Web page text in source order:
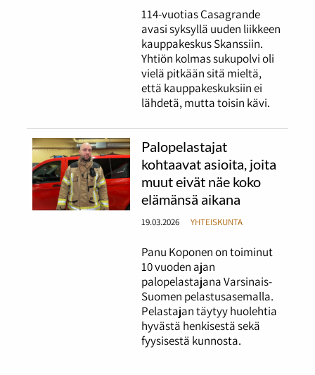
114-vuotias Casagrande
avasi syksyllä uuden liikkeen
kauppakeskus Skanssiin.
Yhtiön kolmas sukupolvi oli
vielä pitkään sitä mieltä,
että kauppakeskuksiin ei
lähdetä, mutta toisin kävi.
Palopelastajat
kohtaavat asioita, joita
muut eivät näe koko
elämänsä aikana
19.03.2026 YHTEISKUNTA
Panu Koponen on toiminut
10 vuoden ajan
palopelastajana Varsinais-
Suomen pelastusasemalla.
Pelastajan täytyy huolehtia
hyvästä henkisestä sekä
fyysisestä kunnosta.